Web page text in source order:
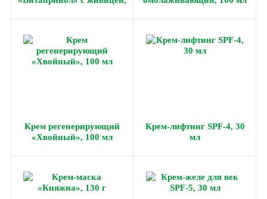
Крем регенерирующий
«Хвойный», 100 мл
Крем-лифтинг SPF-4, 30
мл